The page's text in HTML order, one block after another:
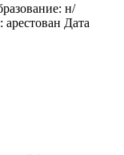
н/
Дата